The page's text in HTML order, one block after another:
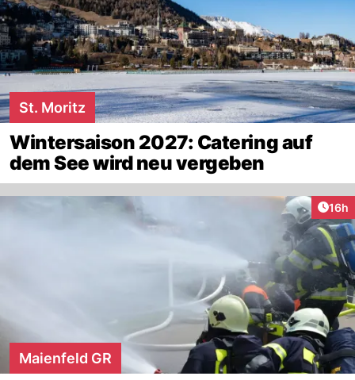
St. Moritz
Wintersaison 2027: Catering auf
dem See wird neu vergeben
16h
Maienfeld GR